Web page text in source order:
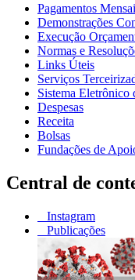
Pagamentos
Demonstrações
Execução
Normas e
Links Úteis
Serviços
Sistema Eletrônico
Despesas
Receita
Bolsas
Fundações de
Central de
Instagram
Publicações